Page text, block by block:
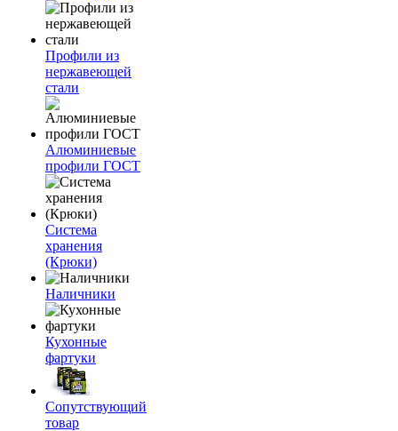
Профили из
нержавеющей
стали
Алюминиевые
профили ГОСТ
Система
хранения
(Крюки)
Наличники
Кухонные
фартуки
Сопутствующий
товар